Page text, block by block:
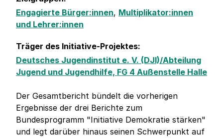
Engagierte Bürger:innen, Multiplikator:innen
und Lehrer:innen
Träger des Initiative-Projektes:
Deutsches Jugendinstitut e. V. (DJI)/Abteilung
Jugend und Jugendhilfe, FG 4 Außenstelle Halle
Der Gesamtbericht bündelt die vorherigen
Ergebnisse der drei Berichte zum
Bundesprogramm "Initiative Demokratie stärken"
und legt darüber hinaus seinen Schwerpunkt auf